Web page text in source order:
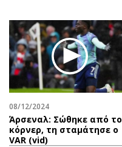
08/12/2024
Άρσεναλ: Σώθηκε από το
κόρνερ, τη σταμάτησε ο
VAR (vid)